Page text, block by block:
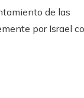
de las
por Israel